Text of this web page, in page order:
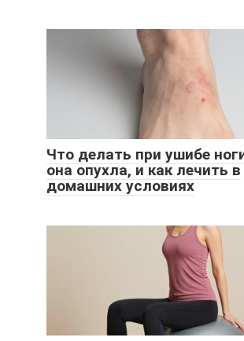
Что делать при ушибе
она опухла, и как лечить в
домашних условиях